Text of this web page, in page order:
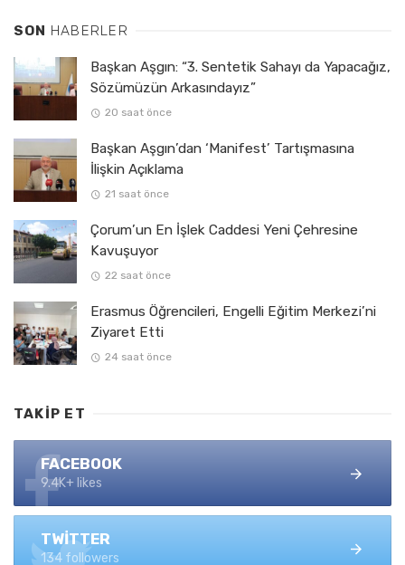
SON HABERLER
Başkan Aşgın: “3. Sentetik Sahayı da Yapacağız,
Sözümüzün Arkasındayız”
20 saat önce
Başkan Aşgın’dan ‘Manifest’ Tartışmasına
İlişkin Açıklama
21 saat önce
Çorum’un En İşlek Caddesi Yeni Çehresine
Kavuşuyor
22 saat önce
Erasmus Öğrencileri, Engelli Eğitim Merkezi’ni
Ziyaret Etti
24 saat önce
TAKIP ET
FACEBOOK
9.4K+ likes
TWITTER
134 followers